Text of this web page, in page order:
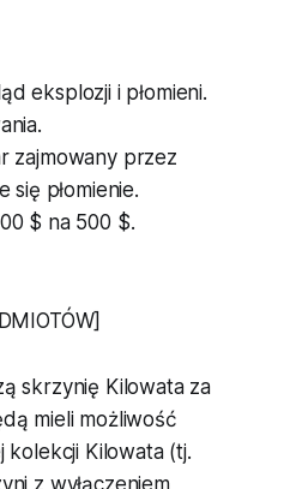
eksplozji i płomieni.
zajmowany przez
się płomienie.
$ na 500 $.
skrzynię Kilowata za
mieli możliwość
kolekcji Kilowata (tj.